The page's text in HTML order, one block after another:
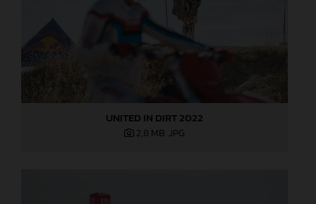
UNITED IN DIRT 2022
2,8 MB .JPG